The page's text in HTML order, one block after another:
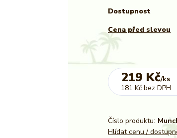
Dostupnost
Cena před slevou
219 Kč/ks
181 Kč bez DPH
Číslo produktu:
Hlídat cenu /